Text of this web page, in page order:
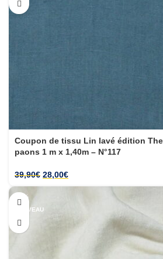
Coupon de tissu Lin lavé édition
paons 1 m x 1,40m – N°117
39,90€ 28,00€
-32%
NOUVEAU